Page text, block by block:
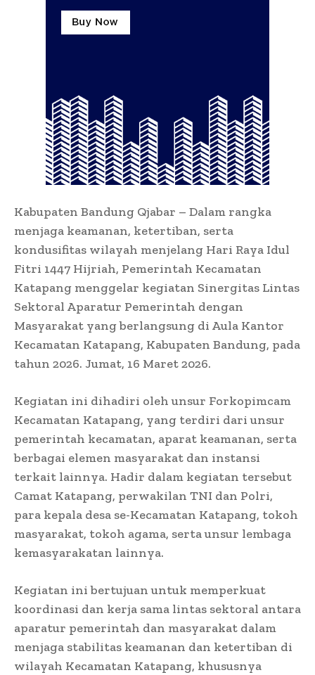
Kabupaten Bandung Qjabar – Dalam rangka
menjaga keamanan, ketertiban, serta
kondusifitas wilayah menjelang Hari Raya Idul
Fitri 1447 Hijriah, Pemerintah Kecamatan
Katapang menggelar kegiatan Sinergitas Lintas
Sektoral Aparatur Pemerintah dengan
Masyarakat yang berlangsung di Aula Kantor
Kecamatan Katapang, Kabupaten Bandung, pada
tahun 2026. Jumat, 16 Maret 2026.
Kegiatan ini dihadiri oleh unsur Forkopimcam
Kecamatan Katapang, yang terdiri dari unsur
pemerintah kecamatan, aparat keamanan, serta
berbagai elemen masyarakat dan instansi
terkait lainnya. Hadir dalam kegiatan tersebut
Camat Katapang, perwakilan TNI dan Polri,
para kepala desa se-Kecamatan Katapang, tokoh
masyarakat, tokoh agama, serta unsur lembaga
kemasyarakatan lainnya.
Kegiatan ini bertujuan untuk memperkuat
koordinasi dan kerja sama lintas sektoral antara
aparatur pemerintah dan masyarakat dalam
menjaga stabilitas keamanan dan ketertiban di
wilayah Kecamatan Katapang, khususnya